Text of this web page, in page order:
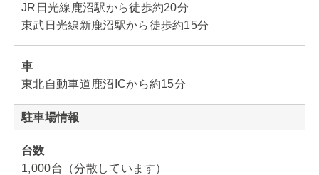
JR日光線鹿沼駅から徒歩約20分
東武日光線新鹿沼駅から徒歩約15分
車
東北自動車道鹿沼ICから約15分
駐車場情報
台数
1,000台（分散しています）